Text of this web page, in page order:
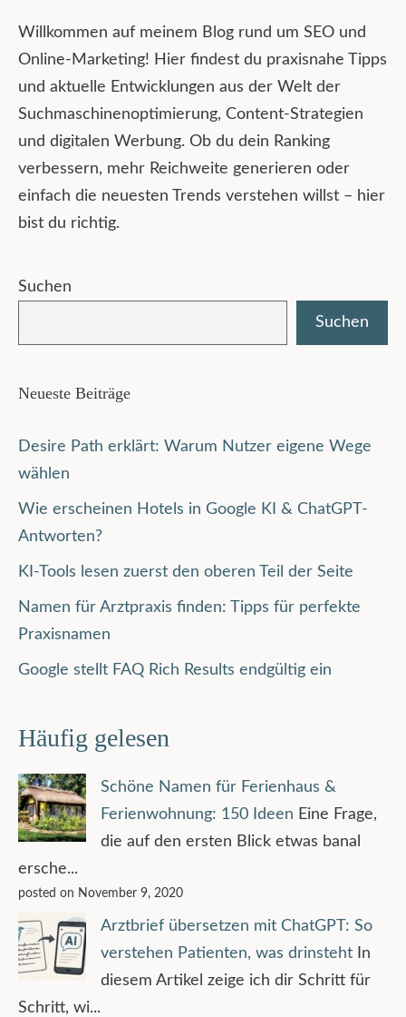
Willkommen auf meinem Blog rund um SEO und
Online-Marketing! Hier findest du praxisnahe Tipps
und aktuelle Entwicklungen aus der Welt der
Suchmaschinenoptimierung, Content-Strategien
und digitalen Werbung. Ob du dein Ranking
verbessern, mehr Reichweite generieren oder
einfach die neuesten Trends verstehen willst – hier
bist du richtig.
Suchen
Suchen
Neueste Beiträge
Desire Path erklärt: Warum Nutzer eigene Wege
wählen
Wie erscheinen Hotels in Google KI & ChatGPT-
Antworten?
KI-Tools lesen zuerst den oberen Teil der Seite
Namen für Arztpraxis finden: Tipps für perfekte
Praxisnamen
Google stellt FAQ Rich Results endgültig ein
Häufig gelesen
Schöne Namen für Ferienhaus &
Ferienwohnung: 150 Ideen Eine Frage,
die auf den ersten Blick etwas banal
ersche...
posted on November 9, 2020
Arztbrief übersetzen mit ChatGPT: So
verstehen Patienten, was drinsteht
In
diesem Artikel zeige ich dir Schritt für
Schritt, wi...